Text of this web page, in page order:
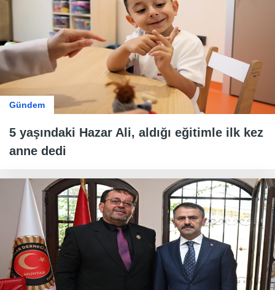
Gündem
5 yaşındaki Hazar Ali, aldığı eğitimle ilk kez
anne dedi